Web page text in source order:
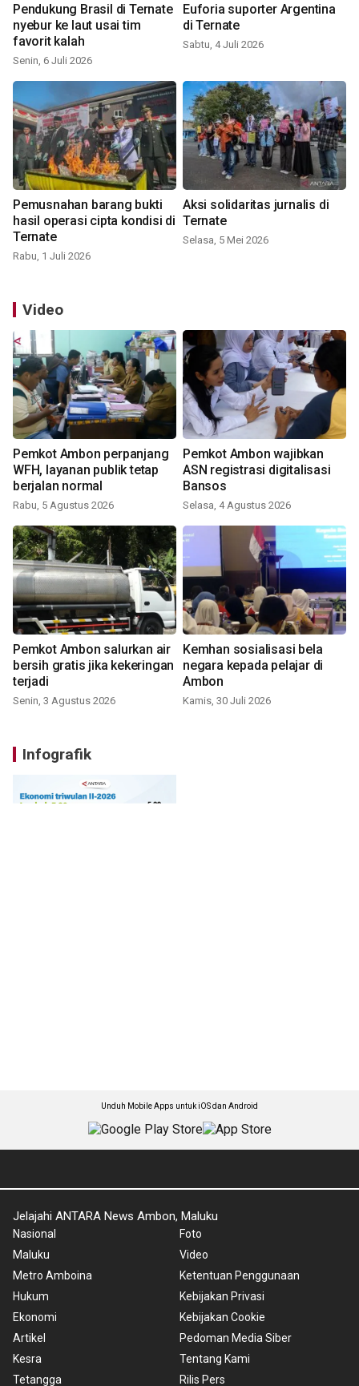
Pendukung Brasil di Ternate
nyebur ke laut usai tim
favorit kalah
Senin, 6 Juli 2026
Euforia suporter Argentina
di Ternate
Sabtu, 4 Juli 2026
Pemusnahan barang bukti
hasil operasi cipta kondisi di
Ternate
Rabu, 1 Juli 2026
Aksi solidaritas jurnalis di
Ternate
Selasa, 5 Mei 2026
Video
Pemkot Ambon perpanjang
WFH, layanan publik tetap
berjalan normal
Rabu, 5 Agustus 2026
Pemkot Ambon wajibkan
ASN registrasi digitalisasi
Bansos
Selasa, 4 Agustus 2026
Pemkot Ambon salurkan air
bersih gratis jika kekeringan
terjadi
Senin, 3 Agustus 2026
Kemhan sosialisasi bela
negara kepada pelajar di
Ambon
Kamis, 30 Juli 2026
Infografik
Unduh Mobile Apps untuk iOS dan Android
Jelajahi ANTARA News Ambon, Maluku
Nasional
Maluku
Metro Amboina
Hukum
Ekonomi
Artikel
Kesra
Tetangga
Foto
Video
Ketentuan Penggunaan
Kebijakan Privasi
Kebijakan Cookie
Pedoman Media Siber
Tentang Kami
Rilis Pers